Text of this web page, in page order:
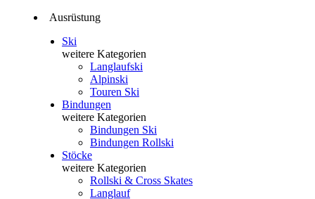
Ausrüstung
Ski
weitere Kategorien
Langlaufski
Alpinski
Touren Ski
Bindungen
weitere Kategorien
Bindungen Ski
Bindungen Rollski
Stöcke
weitere Kategorien
Rollski & Cross Skates
Langlauf